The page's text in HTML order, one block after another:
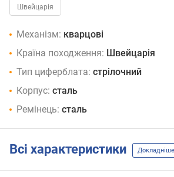
Швейцарія
Механізм: кварцові
Країна походження: Швейцарія
Тип циферблата: стрілочний
Корпус: сталь
Ремінець: сталь
Всі характеристики Докладніше